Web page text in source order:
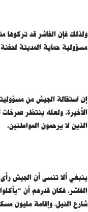
ولذلك فإن الفاشر قد تركوها
مسؤولية حماية المدينة
إن استقالة الجيش من
الأخيرة. ولعله ينتظر صرخات
الذين لا يرحمون المواطنين.
ينبغي ألا تنسى أن الجيش رأى
الفاشر. فكان قدرهم أن
شارع النيل، وإقامة مليون